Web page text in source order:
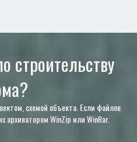
строительству
схемой объекта. Если файлов
архиватором WinZip или WinRar.